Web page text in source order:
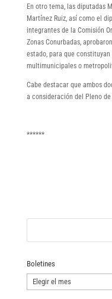
En otro tema, las diputadas
Martínez Ruiz, así como el
integrantes de la Comisión
Zonas Conurbadas,
estado, para que
multimunicipales o
Cabe destacar que ambos
a consideración del Pleno
******
Boletines
Boletines